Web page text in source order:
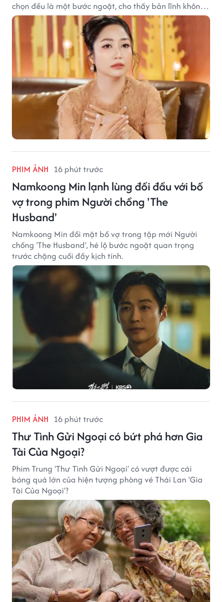
chọn đều là một bước ngoặt, cho thấy bản lĩnh không
ngại thay đổi của nữ nghệ sĩ.
PHIM ẢNH 16 phút trước
Namkoong Min lạnh lùng đối đầu với bố
vợ trong phim Người chồng 'The
Husband'
Namkoong Min đối mặt bố vợ trong tập mới Người
chồng 'The Husband', hé lộ bước ngoặt quan trọng
trước chặng cuối đầy kịch tính.
PHIM ẢNH 16 phút trước
Thư Tình Gửi Ngoại có bứt phá hơn Gia
Tài Của Ngoại?
Phim Trung 'Thư Tình Gửi Ngoại' có vượt được cái
bóng quá lớn của hiện tượng phòng vé Thái Lan 'Gia
Tài Của Ngoại'?